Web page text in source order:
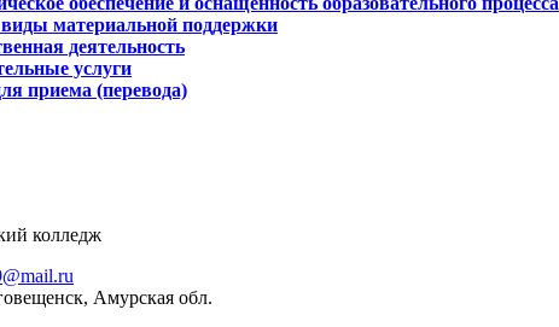
материальной поддержки
деятельность
услуги
приема (перевода)
колледж
Амурская обл.